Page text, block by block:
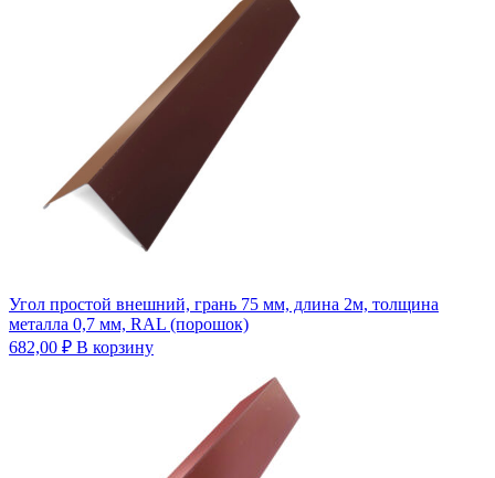
Угол простой внешний, грань 75 мм, длина 2м, толщина
металла 0,7 мм, RAL (порошок)
682,00 ₽ В корзину